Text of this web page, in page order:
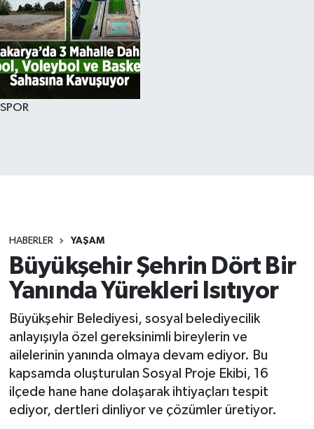
SPOR
HABERLER YAŞAM
Büyükşehir Şehrin Dört Bir
Yanında Yürekleri Isıtıyor
Büyükşehir Belediyesi, sosyal belediyecilik
anlayışıyla özel gereksinimli bireylerin ve
ailelerinin yanında olmaya devam ediyor. Bu
kapsamda oluşturulan Sosyal Proje Ekibi, 16
ilçede hane hane dolaşarak ihtiyaçları tespit
ediyor, dertleri dinliyor ve çözümler üretiyor.